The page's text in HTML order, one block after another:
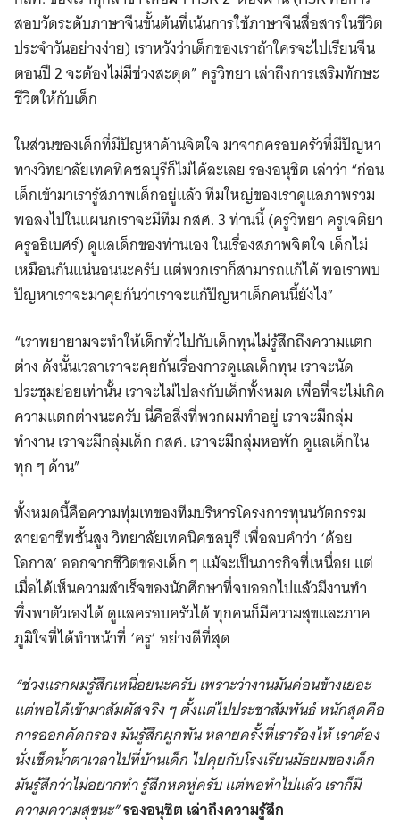
Search
for:
สอบวัดระดับภาษาจีนขั้นต้นที่เน้นการใช้ภาษาจีนสื่อสารในชีวิต
ประจำวันอย่างง่าย) เราหวังว่าเด็กของเราถ้าใครจะไปเรียนจีน
ตอนปี 2 จะต้องไม่มีช่วงสะดุด” ครูวิทยา เล่าถึงการเสริมทักษะ
ชีวิตให้กับเด็ก
ในส่วนของเด็กที่มีปัญหาด้านจิตใจ มาจากครอบครัวที่มีปัญหา
ทางวิทยาลัยเทคทิคชลบุรีก็ไม่ได้ละเลย รองอนุชิต เล่าว่า “ก่อน
เด็กเข้ามาเรารู้สภาพเด็กอยู่แล้ว ทีมใหญ่ของเราดูแลภาพรวม
พอลงไปในแผนกเราจะมีทีม กสศ. 3 ท่านนี้ (ครูวิทยา ครูเจติยา
ครูอธิเบศร์) ดูแลเด็กของท่านเอง ในเรื่องสภาพจิตใจ เด็กไม่
เหมือนกันแน่นอนนะครับ แต่พวกเราก็สามารถแก้ได้ พอเราพบ
ปัญหาเราจะมาคุยกันว่าเราจะแก้ปัญหาเด็กคนนี้ยังไง”
“เราพยายามจะทำให้เด็กทั่วไปกับเด็กทุนไม่รู้สึกถึงความแตก
ต่าง ดังนั้นเวลาเราจะคุยกันเรื่องการดูแลเด็กทุน เราจะนัด
ประชุมย่อยเท่านั้น เราจะไม่ไปลงกับเด็กทั้งหมด เพื่อที่จะไม่เกิด
ความแตกต่างนะครับ นี่คือสิ่งที่พวกผมทำอยู่ เราจะมีกลุ่ม
ทำงาน เราจะมีกลุ่มเด็ก กสศ. เราจะมีกลุ่มหอพัก ดูแลเด็กใน
ทุก ๆ ด้าน”
ทั้งหมดนี้คือความทุ่มเทของทีมบริหารโครงการทุนนวัตกรรม
สายอาชีพชั้นสูง วิทยาลัยเทคนิคชลบุรี เพื่อลบคำว่า ‘ด้อย
โอกาส’ ออกจากชีวิตของเด็ก ๆ แม้จะเป็นภารกิจที่เหนื่อย แต่
เมื่อได้เห็นความสำเร็จของนักศึกษาที่จบออกไปแล้วมีงานทำ
พึ่งพาตัวเองได้ ดูแลครอบครัวได้ ทุกคนก็มีความสุขและภาค
ภูมิใจที่ได้ทำหน้าที่ ‘ครู’ อย่างดีที่สุด
“ช่วงแรกผมรู้สึกเหนื่อยนะครับ เพราะว่างานมันค่อนข้างเยอะ
แต่พอได้เข้ามาสัมผัสจริง ๆ ตั้งแต่ไปประชาสัมพันธ์ หนักสุดคือ
การออกคัดกรอง มันรู้สึกผูกพัน หลายครั้งที่เราร้องไห้ เราต้อง
นั่งเช็ดน้ำตาเวลาไปที่บ้านเด็ก ไปคุยกับโรงเรียนมัธยมของเด็ก
มันรู้สึกว่าไม่อยากทำ รู้สึกหดหู่ครับ แต่พอทำไปแล้ว เราก็มี
ความความสุขนะ”รองอนุชิต เล่าถึงความรู้สึก